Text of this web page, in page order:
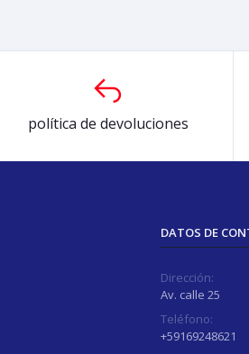
política de devoluciones
DATOS DE
Dirección:
Av. calle 25
Teléfono:
+59169248621